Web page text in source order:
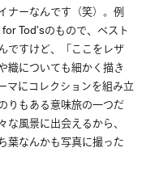
ナーなんです（笑）。例
Tod’sのもので、 ベスト
ですけど、「ここをレザ
織についても細かく描き
マにコレクションを組み立
りもある意味旅の一つだ
風景に出会えるから、
葉なんかも写真に撮った